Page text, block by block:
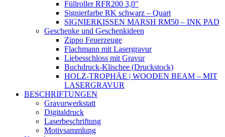
Füllroller RFR200 3,0″
Signierfarbe RK schwarz – Quart
SIGNIERKISSEN MARSH RM50 – INK PAD
Geschenke und Geschenkideen
Zippo Feuerzeuge
Flachmann mit Lasergravur
Liebesschloss mit Gravur
Buchdruck-Klischee (Druckstock)
HOLZ-TROPHÄE | WOODEN BEAM – MIT
LASERGRAVUR
BESCHRIFTUNGEN
Gravurwerkstatt
Digitaldruck
Laserbeschriftung
Motivsammlung